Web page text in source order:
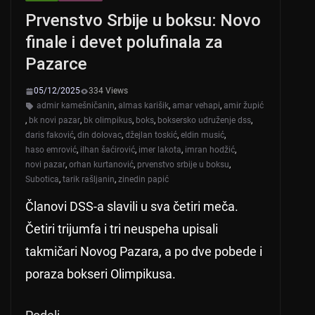
Prvenstvo Srbije u boksu: Novo
finale i devet polufinala za
Pazarce
05/12/2025
334 Views
admir kamešničanin, almas karišik, amar vehapi, amir župić
, bk novi pazar, bk olimpikus, boks, boksersko udruženje dss,
daris faković, din dolovac, džejlan toskić, eldin musić,
haso emrović, ilhan šaćirović, imer lakota, imran hodžić,
novi pazar, orhan kurtanović, prvenstvo srbije u boksu,
Subotica, tarik rašljanin, zinedin papić
Članovi DSS-a slavili u sva četiri meča.
Četiri trijumfa i tri neuspeha upisali
takmičari Novog Pazara, a po dve pobede i
poraza bokseri Olimpikusa.